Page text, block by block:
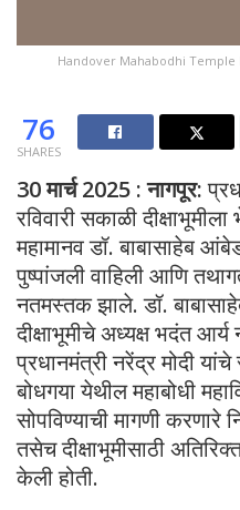
Handover Mahabodhi Temple
76
SHARES
30 मार्च 2025 : नागपूर:
रविवारी सकाळी
महामानव डॉ. बाबासाहेब
पुष्पांजली वाहिली आणि
नतमस्तक झाले. डॉ.
दीक्षाभूमीचे अध्यक्ष भदंत आर्य
प्रधानमंत्री नरेंद्र मोदी
बोधगया येथील महाबोधी
सोपविण्याची मागणी
तसेच दीक्षाभूमीसाठी
केली होती.